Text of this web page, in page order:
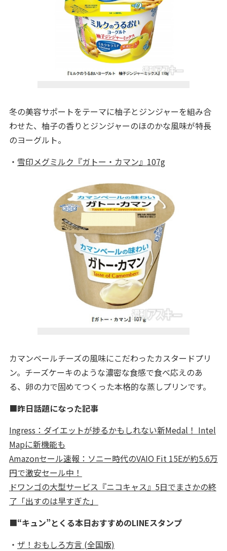
冬の美容サポートをテーマに柚子とジンジャーを組み合
わせた、柚子の香りとジンジャーのほのかな風味が特長
のヨーグルト。
・ 雪印メグミルク『ガトー・カマン』107g
カマンベールチーズの風味にこだわったカスタードプリ
ン。チーズケーキのような濃密な食感で食べ応えのあ
る、卵の力で固めてつくった本格的な蒸しプリンです。
■昨日話題になった記事
Ingress：ダイエットが捗るかもしれない新Medal！ Intel
Mapに新機能も
Amazonセール速報：ソニー時代のVAIO Fit 15Eが約5.6万
円で激安セール中！
ドワンゴの大型サービス『ニコキャス』5日でまさかの終
了「出すのは早すぎた」
■“キュン”とくる本日おすすめのLINEスタンプ
・ ザ！おもしろ方言 (全国版)